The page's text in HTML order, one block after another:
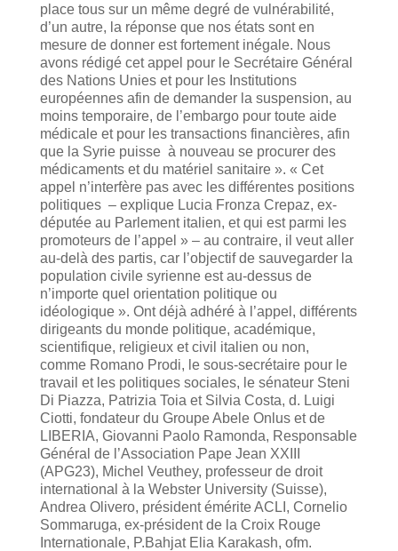
place tous sur un même degré de vulnérabilité,
d’un autre, la réponse que nos états sont en
mesure de donner est fortement inégale. Nous
avons rédigé cet appel pour le Secrétaire Général
des Nations Unies et pour les Institutions
européennes afin de demander la suspension, au
moins temporaire, de l’embargo pour toute aide
médicale et pour les transactions financières, afin
que la Syrie puisse à nouveau se procurer des
médicaments et du matériel sanitaire ». « Cet
appel n’interfère pas avec les différentes positions
politiques – explique Lucia Fronza Crepaz, ex-
députée au Parlement italien, et qui est parmi les
promoteurs de l’appel » – au contraire, il veut aller
au-delà des partis, car l’objectif de sauvegarder la
population civile syrienne est au-dessus de
n’importe quel orientation politique ou
idéologique ». Ont déjà adhéré à l’appel, différents
dirigeants du monde politique, académique,
scientifique, religieux et civil italien ou non,
comme Romano Prodi, le sous-secrétaire pour le
travail et les politiques sociales, le sénateur Steni
Di Piazza, Patrizia Toia et Silvia Costa, d. Luigi
Ciotti, fondateur du Groupe Abele Onlus et de
LIBERIA, Giovanni Paolo Ramonda, Responsable
Général de l’Association Pape Jean XXIII
(APG23), Michel Veuthey, professeur de droit
international à la Webster University (Suisse),
Andrea Olivero, président émérite ACLI, Cornelio
Sommaruga, ex-président de la Croix Rouge
Internationale, P.Bahjat Elia Karakash, ofm.